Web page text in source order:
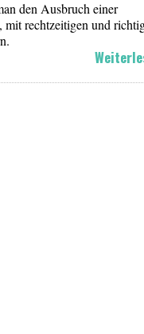
den Ausbruch einer
rechtzeitigen und